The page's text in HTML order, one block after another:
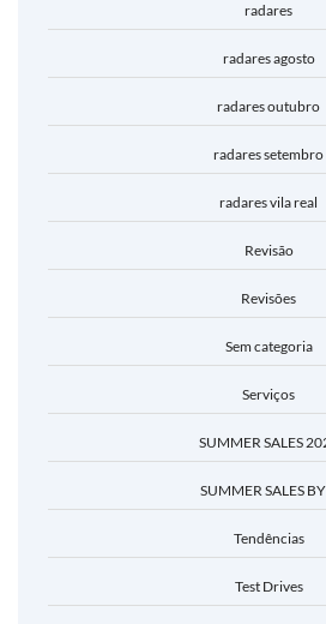
radares
radares agosto
radares outubro
radares setembro
radares vila real
Revisão
Revisões
Sem categoria
Serviços
SUMMER SALES
SUMMER SALES
Tendências
Test Drives